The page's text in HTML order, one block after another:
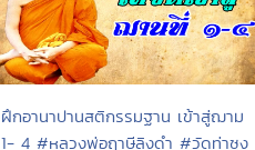
ฝึกอานาปานสติกรรมฐาน เข้าสู่ฌาม
1- 4 #หลวงพ่อฤาษีลิงดำ #วัดท่าซุง